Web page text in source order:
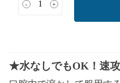
- +
★水なしでもOK！速